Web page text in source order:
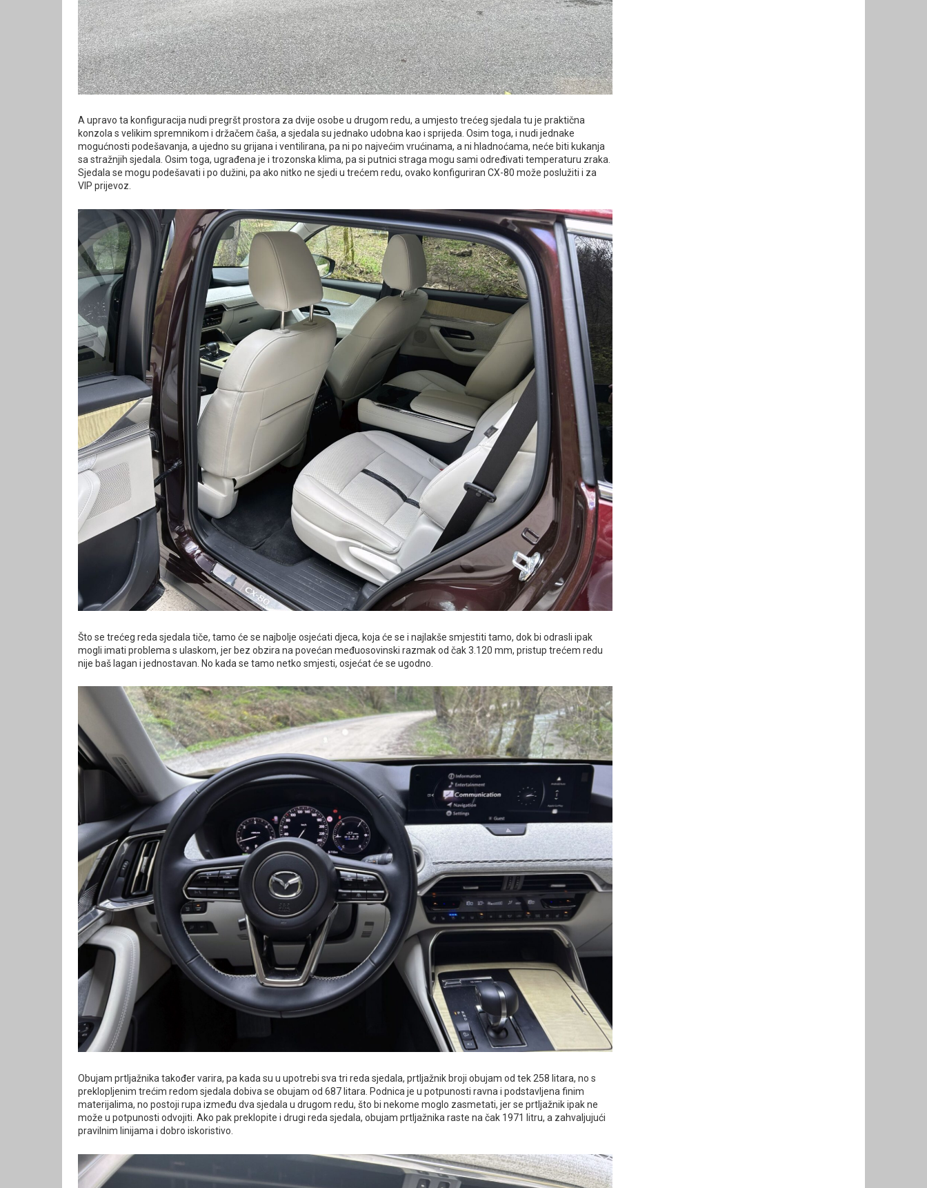
A upravo ta konfiguracija nudi pregršt prostora za dvije osobe u drugom redu, a umjesto trećeg sjedala tu je praktična
konzola s velikim spremnikom i držačem čaša, a sjedala su jednako udobna kao i sprijeda. Osim toga, i nudi jednake
mogućnosti podešavanja, a ujedno su grijana i ventilirana, pa ni po najvećim vrućinama, a ni hladnoćama, neće biti kukanja
sa stražnjih sjedala. Osim toga, ugrađena je i trozonska klima, pa si putnici straga mogu sami određivati temperaturu zraka.
Sjedala se mogu podešavati i po dužini, pa ako nitko ne sjedi u trećem redu, ovako konfiguriran CX-80 može poslužiti i za
VIP prijevoz.
Što se trećeg reda sjedala tiče, tamo će se najbolje osjećati djeca, koja će se i najlakše smjestiti tamo, dok bi odrasli ipak
mogli imati problema s ulaskom, jer bez obzira na povećan međuosovinski razmak od čak 3.120 mm, pristup trećem redu
nije baš lagan i jednostavan. No kada se tamo netko smjesti, osjećat će se ugodno.
Obujam prtljažnika također varira, pa kada su u upotrebi sva tri reda sjedala, prtljažnik broji obujam od tek 258 litara, no s
preklopljenim trećim redom sjedala dobiva se obujam od 687 litara. Podnica je u potpunosti ravna i podstavljena finim
materijalima, no postoji rupa između dva sjedala u drugom redu, što bi nekome moglo zasmetati, jer se prtljažnik ipak ne
može u potpunosti odvojiti. Ako pak preklopite i drugi reda sjedala, obujam prtljažnika raste na čak 1971 litru, a zahvaljujući
pravilnim linijama i dobro iskoristivo.